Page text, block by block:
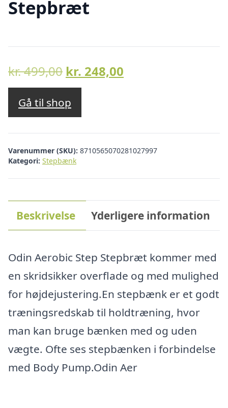
Stepbræt
kr.499,00 Den
oprindelige
pris
var:
kr. 499,00.
kr. 248,00
kr. 248,00.
Gå til shop
Varenummer (SKU): 8710565070281027997
Kategori: Stepbænk
Beskrivelse Yderligere information
Odin Aerobic Step Stepbræt kommer med
en skridsikker overflade og med mulighed
for højdejustering.En stepbænk er et godt
træningsredskab til holdtræning, hvor
man kan bruge bænken med og uden
vægte. Ofte ses stepbænken i forbindelse
med Body Pump.Odin Aer